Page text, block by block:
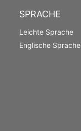
SPRACHE
Leichte Sprache
Englische Sprache